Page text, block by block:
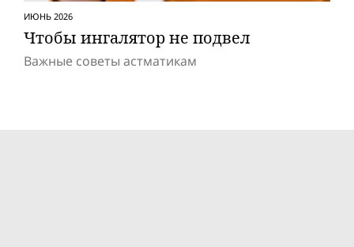
ИЮНЬ 2026
Чтобы ингалятор не подвел
Важные советы астматикам